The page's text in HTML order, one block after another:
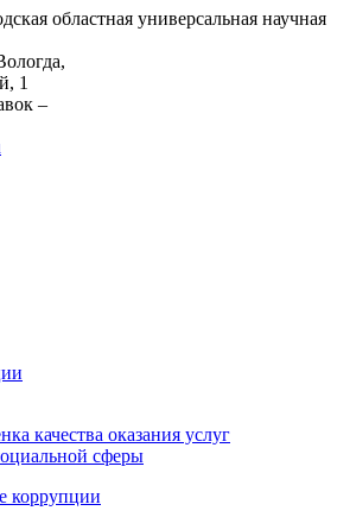
областная универсальная научная
1
–
качества оказания услуг
сферы
коррупции